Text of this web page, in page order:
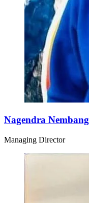
Nagendra Nembang
Managing Director